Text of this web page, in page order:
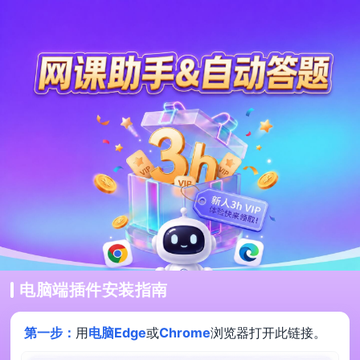
电脑端插件安装指南
第一步： 用电脑Edge或Chrome浏览器打开此链接。